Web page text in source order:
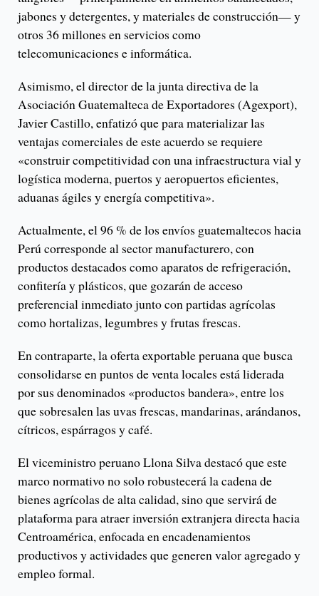
jabones y detergentes, y materiales de construcción— y
otros 36 millones en servicios como
telecomunicaciones e informática.
Asimismo, el director de la junta directiva de la
Asociación Guatemalteca de Exportadores (Agexport),
Javier Castillo, enfatizó que para materializar las
ventajas comerciales de este acuerdo se requiere
«construir competitividad con una infraestructura vial y
logística moderna, puertos y aeropuertos eficientes,
aduanas ágiles y energía competitiva».
Actualmente, el 96 % de los envíos guatemaltecos hacia
Perú corresponde al sector manufacturero, con
productos destacados como aparatos de refrigeración,
confitería y plásticos, que gozarán de acceso
preferencial inmediato junto con partidas agrícolas
como hortalizas, legumbres y frutas frescas.
En contraparte, la oferta exportable peruana que busca
consolidarse en puntos de venta locales está liderada
por sus denominados «productos bandera», entre los
que sobresalen las uvas frescas, mandarinas, arándanos,
cítricos, espárragos y café.
El viceministro peruano Llona Silva destacó que este
marco normativo no solo robustecerá la cadena de
bienes agrícolas de alta calidad, sino que servirá de
plataforma para atraer inversión extranjera directa hacia
Centroamérica, enfocada en encadenamientos
productivos y actividades que generen valor agregado y
empleo formal.